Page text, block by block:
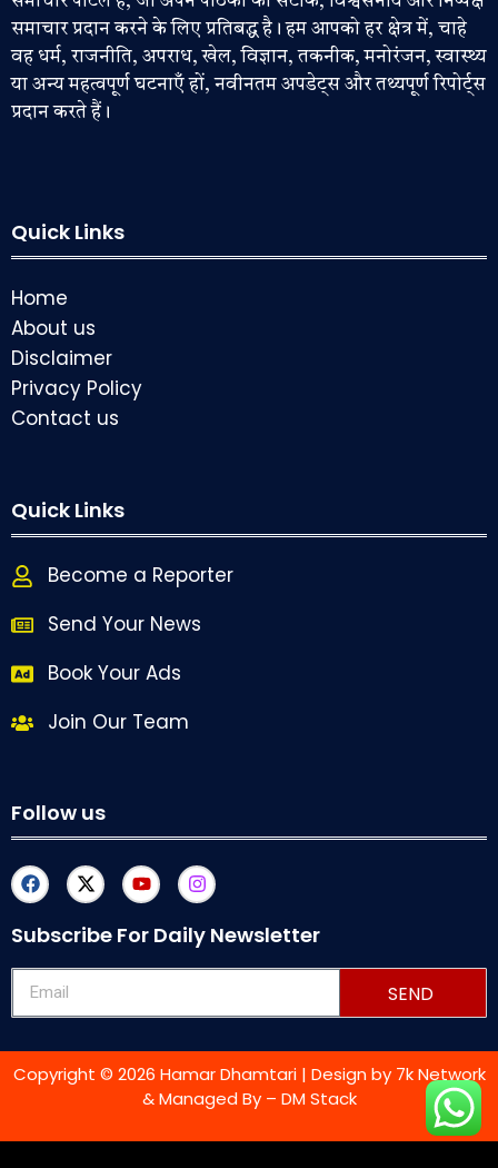
समाचार प्रदान करने के लिए प्रतिबद्ध है। हम आपको हर क्षेत्र में, चाहे
वह धर्म, राजनीति, अपराध, खेल, विज्ञान, तकनीक, मनोरंजन, स्वास्थ्य
या अन्य महत्वपूर्ण घटनाएँ हों, नवीनतम अपडेट्स और तथ्यपूर्ण रिपोर्ट्स
प्रदान करते हैं।
Quick Links
Home
About us
Disclaimer
Privacy Policy
Contact us
Quick Links
Become a Reporter
Send Your News
Book Your Ads
Join Our Team
Follow us
Subscribe For Daily Newsletter
SEND
Copyright © 2026 Hamar Dhamtari | Design by 7k Network
& Managed By – DM Stack